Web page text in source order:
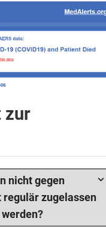
zur
nicht gegen
regulär zugelassen